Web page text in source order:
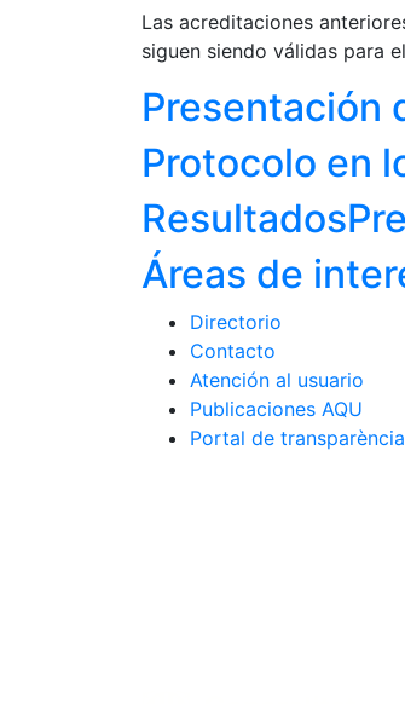
Las acreditaciones
siguen siendo válidas para
Presentación
Protocolo en
Resultados
Áreas de
Directorio
Contacto
Atención al usuario
Publicaciones AQU
Portal de transparència